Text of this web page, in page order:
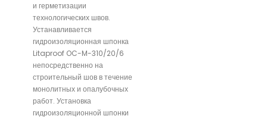
и герметизации
технологических швов.
Устанавливается
гидроизоляционная шпонка
Litaproof OC-M-310/20/6
непосредственно на
строительный шов в течение
монолитных и опалубочных
работ. Установка
гидроизоляционной шпонки